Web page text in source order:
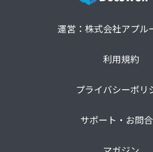
運営：株式会社アプル
利用規約
プライバシーポリ
サポート・お問